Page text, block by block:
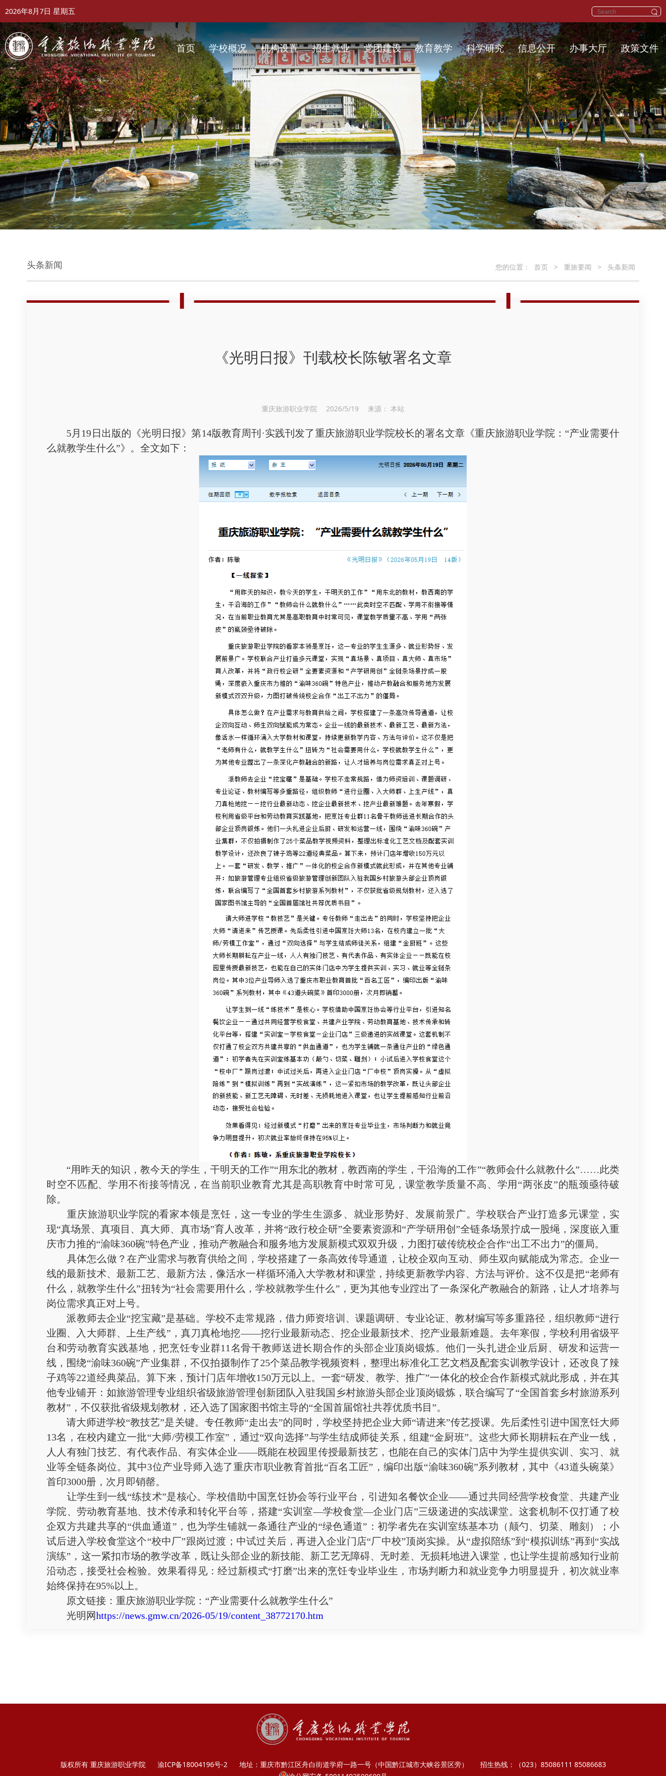
2026年8月7日 星期五
首页 学校概况 机构设置 招生就业 党团建设 教育教学 科学研究 信息公开 办事大厅 政策文件
头条新闻 您的位置： 首页 > 重旅要闻 > 头条新闻
《光明日报》刊载校长陈敏署名文章
重庆旅游职业学院 2026/5/19 来源： 本站
5月19日出版的《光明日报》第14版教育周刊·实践刊发了重庆旅游职业学院校长的署名文章《重庆旅游职业学院：“产业需要什
么就教学生什么”》。全文如下：
“用昨天的知识，教今天的学生，干明天的工作”“用东北的教材，教西南的学生，干沿海的工作”“教师会什么就教什么”……此类
时空不匹配、学用不衔接等情况，在当前职业教育尤其是高职教育中时常可见，课堂教学质量不高、学用“两张皮”的瓶颈亟待破
除。
重庆旅游职业学院的看家本领是烹饪，这一专业的学生生源多、就业形势好、发展前景广。学校联合产业打造多元课堂，实
现“真场景、真项目、真大师、真市场”育人改革，并将“政行校企研”全要素资源和“产学研用创”全链条场景拧成一股绳，深度嵌入重
庆市力推的“渝味360碗”特色产业，推动产教融合和服务地方发展新模式双双升级，力图打破传统校企合作“出工不出力”的僵局。
具体怎么做？在产业需求与教育供给之间，学校搭建了一条高效传导通道，让校企双向互动、师生双向赋能成为常态。企业一
线的最新技术、最新工艺、最新方法，像活水一样循环涌入大学教材和课堂，持续更新教学内容、方法与评价。这不仅是把“老师有
什么，就教学生什么”扭转为“社会需要用什么，学校就教学生什么”，更为其他专业蹚出了一条深化产教融合的新路，让人才培养与
岗位需求真正对上号。
派教师去企业“挖宝藏”是基础。学校不走常规路，借力师资培训、课题调研、专业论证、教材编写等多重路径，组织教师“进行
业圈、入大师群、上生产线”，真刀真枪地挖——挖行业最新动态、挖企业最新技术、挖产业最新难题。去年寒假，学校利用省级平
台和劳动教育实践基地，把烹饪专业群11名骨干教师送进长期合作的头部企业顶岗锻炼。他们一头扎进企业后厨、研发和运营一
线，围绕“渝味360碗”产业集群，不仅拍摄制作了25个菜品教学视频资料，整理出标准化工艺文档及配套实训教学设计，还改良了辣
子鸡等22道经典菜品。算下来，预计门店年增收150万元以上。一套“研发、教学、推广”一体化的校企合作新模式就此形成，并在其
他专业铺开：如旅游管理专业组织省级旅游管理创新团队入驻我国乡村旅游头部企业顶岗锻炼，联合编写了“全国首套乡村旅游系列
教材”，不仅获批省级规划教材，还入选了国家图书馆主导的“全国首届馆社共荐优质书目”。
请大师进学校“教技艺”是关键。专任教师“走出去”的同时，学校坚持把企业大师“请进来”传艺授课。先后柔性引进中国烹饪大师
13名，在校内建立一批“大师/劳模工作室”，通过“双向选择”与学生结成师徒关系，组建“金厨班”。这些大师长期耕耘在产业一线，
人人有独门技艺、有代表作品、有实体企业——既能在校园里传授最新技艺，也能在自己的实体门店中为学生提供实训、实习、就
业等全链条岗位。其中3位产业导师入选了重庆市职业教育首批“百名工匠”，编印出版“渝味360碗”系列教材，其中《43道头碗菜》
首印3000册，次月即销罄。
让学生到一线“练技术”是核心。学校借助中国烹饪协会等行业平台，引进知名餐饮企业——通过共同经营学校食堂、共建产业
学院、劳动教育基地、技术传承和转化平台等，搭建“实训室—学校食堂—企业门店”三级递进的实战课堂。这套机制不仅打通了校
企双方共建共享的“供血通道”，也为学生铺就一条通往产业的“绿色通道”：初学者先在实训室练基本功（颠勺、切菜、雕刻）；小
试后进入学校食堂这个“校中厂”跟岗过渡；中试过关后，再进入企业门店“厂中校”顶岗实操。从“虚拟陪练”到“模拟训练”再到“实战
演练”，这一紧扣市场的教学改革，既让头部企业的新技能、新工艺无障碍、无时差、无损耗地进入课堂，也让学生提前感知行业前
沿动态，接受社会检验。效果看得见：经过新模式“打磨”出来的烹饪专业毕业生，市场判断力和就业竞争力明显提升，初次就业率
始终保持在95%以上。
原文链接：重庆旅游职业学院：“产业需要什么就教学生什么”
光明网https://news.gmw.cn/2026-05/19/content_38772170.htm
版权所有 重庆旅游职业学院 渝ICP备18004196号-2 地址：重庆市黔江区舟白街道学府一路一号（中国黔江城市大峡谷景区旁）
招生热线：（023）85086111 85086683